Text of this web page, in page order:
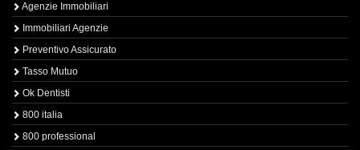
Agenzie Immobiliari
Immobiliari Agenzie
Preventivo Assicurato
Tasso Mutuo
Ok Dentisti
800 italia
800 professional